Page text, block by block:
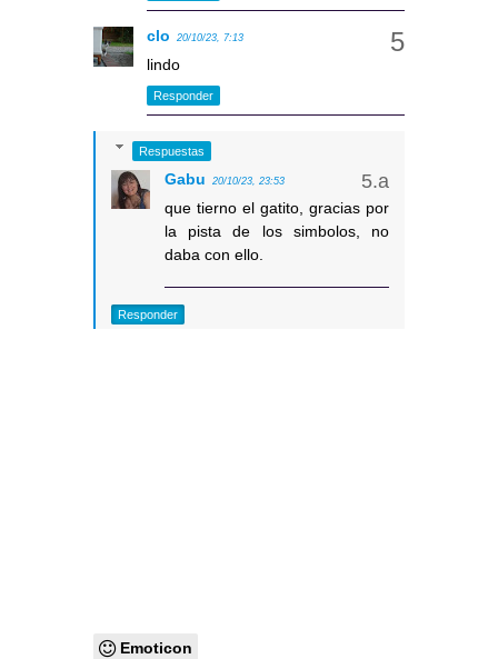
clo 20/10/23, 7:13
lindo
Responder
Respuestas
Gabu 20/10/23, 23:53
que tierno el gatito, gracias por
la pista de los simbolos, no
daba con ello.
Responder
Emoticon